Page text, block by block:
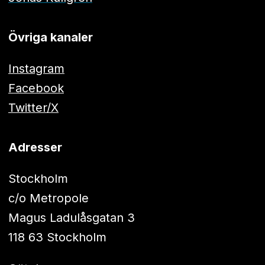
Övriga kanaler
Instagram
Facebook
Twitter/X
Adresser
Stockholm
c/o Metropole
Magus Ladulåsgatan 3
118 63 Stockholm